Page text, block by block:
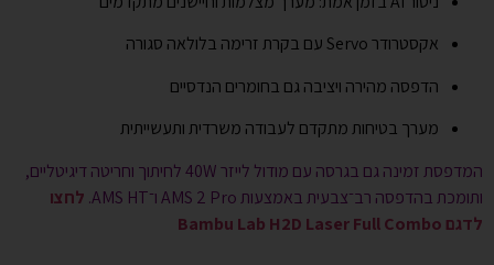
אקסטרודר Servo עם בקרת זרימה בלולאה סגורה
הדפסה מהירה ויציבה גם בחומרים הנדסיים
מערך בטיחות מתקדם לעבודה משרדית ותעשייתית
המדפסת זמינה גם בגרסה עם מודול לייזר 40W לחיתוך וחריטה דיגיטליים,
ותומכת בהדפסה רב־צבעית באמצעות AMS 2 Pro ו־AMS HT.
לחצו
לדגם Bambu Lab H2D Laser Full Combo